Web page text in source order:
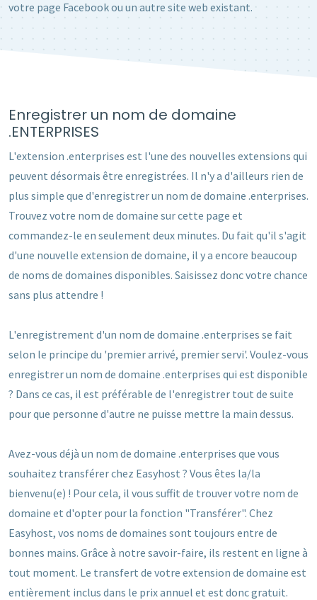
votre page Facebook ou un autre site web existant.
Enregistrer un nom de domaine
.ENTERPRISES
L'extension .enterprises est l'une des nouvelles extensions qui
peuvent désormais être enregistrées. Il n'y a d'ailleurs rien de
plus simple que d'enregistrer un nom de domaine .enterprises.
Trouvez votre nom de domaine sur cette page et
commandez-le en seulement deux minutes. Du fait qu'il s'agit
d'une nouvelle extension de domaine, il y a encore beaucoup
de noms de domaines disponibles. Saisissez donc votre chance
sans plus attendre !
L'enregistrement d'un nom de domaine .enterprises se fait
selon le principe du 'premier arrivé, premier servi'. Voulez-vous
enregistrer un nom de domaine .enterprises qui est disponible
? Dans ce cas, il est préférable de l'enregistrer tout de suite
pour que personne d'autre ne puisse mettre la main dessus.
Avez-vous déjà un nom de domaine .enterprises que vous
souhaitez transférer chez Easyhost ? Vous êtes la/la
bienvenu(e) ! Pour cela, il vous suffit de trouver votre nom de
domaine et d'opter pour la fonction "Transférer". Chez
Easyhost, vos noms de domaines sont toujours entre de
bonnes mains. Grâce à notre savoir-faire, ils restent en ligne à
tout moment. Le transfert de votre extension de domaine est
entièrement inclus dans le prix annuel et est donc gratuit.